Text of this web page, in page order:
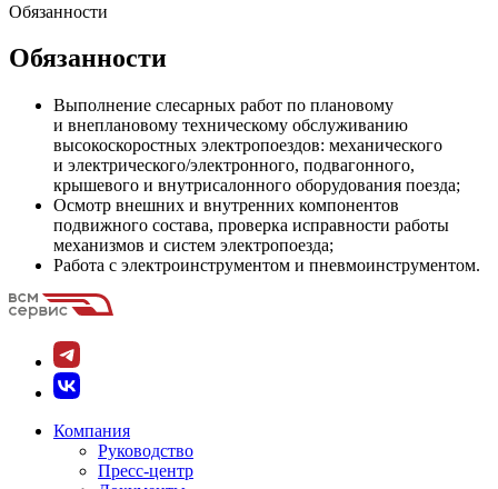
Обязанности
Обязанности
Выполнение слесарных работ по плановому
и внеплановому техническому обслуживанию
высокоскоростных электропоездов: механического
и электрического/электронного, подвагонного,
крышевого и внутрисалонного оборудования поезда;
Осмотр внешних и внутренних компонентов
подвижного состава, проверка исправности работы
механизмов и систем электропоезда;
Работа с электроинструментом и пневмоинструментом.
Компания
Руководство
Пресс-центр